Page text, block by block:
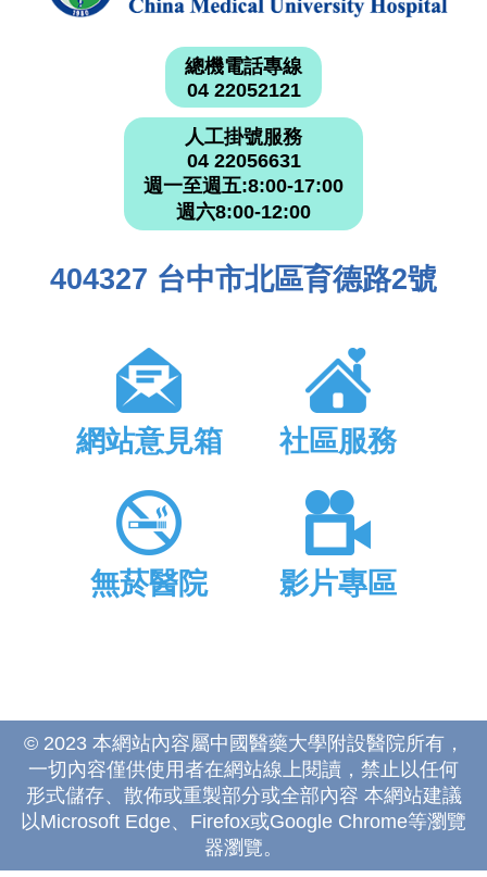
總機電話專線
04 22052121
人工掛號服務
04 22056631
週一至週五:8:00-17:00
週六8:00-12:00
404327 台中市北區育德路2號
網站意見箱 社區服務
無菸醫院 影片專區
© 2023 本網站內容屬中國醫藥大學附設醫院所有，
一切內容僅供使用者在網站線上閱讀，禁止以任何
形式儲存、散佈或重製部分或全部內容 本網站建議
以Microsoft Edge、Firefox或Google Chrome等瀏覽
器瀏覽。